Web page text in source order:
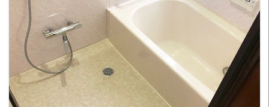
READ MORE